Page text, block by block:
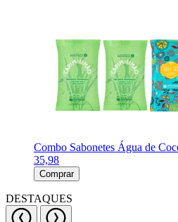
Combo Sabonetes Água de
35,98
Comprar
DESTAQUES